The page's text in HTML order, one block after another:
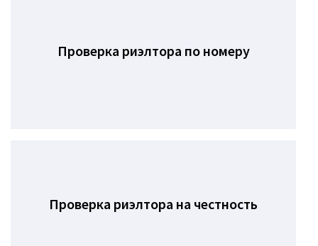
Проверка риэлтора по номеру
Проверка риэлтора на честность